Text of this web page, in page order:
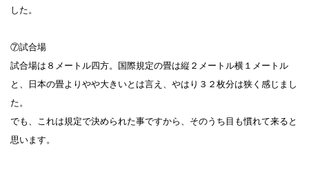
した。
⑦試合場
試合場は８メートル四方。国際規定の畳は縦２メートル横１メートル
と、日本の畳よりやや大きいとは言え、やはり３２枚分は狭く感じまし
た。
でも、これは規定で決められた事ですから、そのうち目も慣れて来ると
思います。